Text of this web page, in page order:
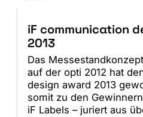
iF communication
2013
Das
auf der opti 2012 hat
design award 2013
somit zu den
iF Labels – juriert aus